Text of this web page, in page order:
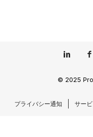
© 2025
プライバシー通知 サー